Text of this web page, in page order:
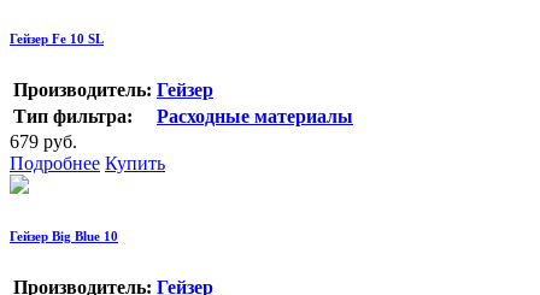
Гейзер Fe 10 SL
Производитель: Гейзер
Тип фильтра:
Расходные материалы
679 руб.
Подробнее Купить
Гейзер Big Blue 10
Производитель: Гейзер